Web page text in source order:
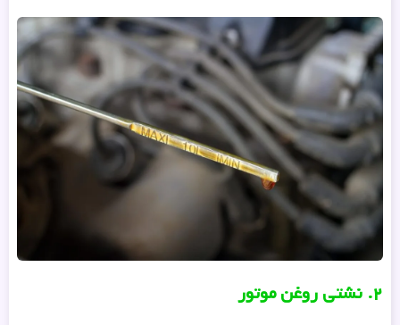
۲. نشتی روغن موتور